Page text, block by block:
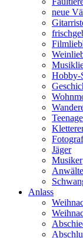
neue
Hobby-
Jäger
Musiker
Anwälte
Anlass